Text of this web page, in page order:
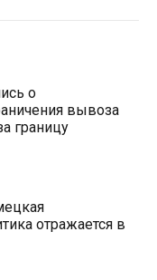
о
вывоза
границу
отражается в